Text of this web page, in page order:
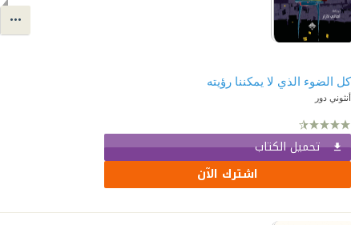
كل الضوء الذي لا يمكننا رؤيته
أنثوني دور
تحميل الكتاب
اشترك الآن